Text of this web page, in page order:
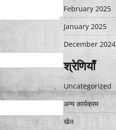
February 2025
January 2025
December 2024
श्रेणियाँ
Uncategorized
अन्य कार्यक्रम
खेल